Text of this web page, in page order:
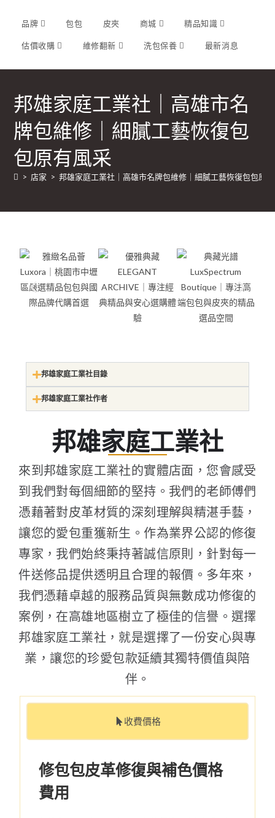
品牌 包包 皮夾 商城 精品知識
估價收購 維修翻新 洗包保養 最新消息
邦雄家庭工業社｜高雄市名
牌包維修｜細膩工藝恢復包
包原有風采
> 店家 > 邦雄家庭工業社｜高雄市名牌包維修｜細膩工藝恢復包包原
邦雄家庭工業社目錄
邦雄家庭工業社作者
邦雄家庭工業社
來到邦雄家庭工業社的實體店面，您會感受
到我們對每個細節的堅持。我們的老師傅們
憑藉著對皮革材質的深刻理解與精湛手藝，
讓您的愛包重獲新生。作為業界公認的修復
專家，我們始終秉持著誠信原則，針對每一
件送修品提供透明且合理的報價。多年來，
我們憑藉卓越的服務品質與無數成功修復的
案例，在高雄地區樹立了極佳的信譽。選擇
邦雄家庭工業社，就是選擇了一份安心與專
業，讓您的珍愛包款延續其獨特價值與陪
伴。
收費價格
修包包皮革修復與補色價格
費用